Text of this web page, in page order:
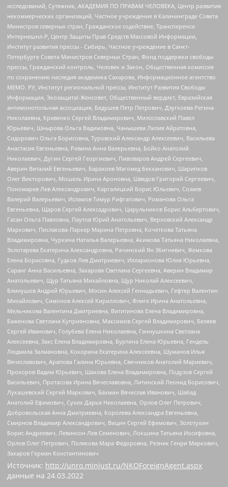
исследований, Сутяжник, АКАДЕМИЯ ПО ПРАВАМ ЧЕЛОВЕКА, Центр развития
некоммерческих организаций, Частное учреждение в Калининграде Совета
Министров северных стран, Гражданское содействие, Трансперенси
Интернешнл-Р, Центр Защиты Прав Средств Массовой Информации,
Институт развития прессы - Сибирь, Частное учреждение в Санкт-
Петербурге Совета Министров Северных Стран, Фонд поддержки свободы
прессы, Гражданский контроль, Человек и Закон, Общественная комиссия
по сохранению наследия академика Сахарова, Информационное агентство
МЕМО. РУ, Институт региональной прессы, Институт Развития Свободы
Информации, Экозащита!-Женсовет, Общественный вердикт, Евразийская
антимонопольная ассоциация, Бедушев Петр Петрович, Дзугкоева Регина
Николаевна, Кривенко Сергей Владимирович, Милославский Павел
Юрьевич, Шнырова Ольга Вадимовна, Чанышева Лилия Айратовна,
Сидорович Ольга Борисовна, Туровский Александр Алексеевич, Васильева
Анастасия Евгеньевна, Ривина Анна Валерьевна, Бойко Анатолий
Николаевич, Дугин Сергей Георгиевич, Пивоваров Андрей Сергеевич,
Аверин Виталий Евгеньевич, Барахоев Магомед Бекханович, Шарипков
Олег Викторович, Мошель Ирина Ароновна, Шведов Григорий Сергеевич,
Пономарев Лев Александрович, Каргалицкий Борис Юльевич, Созаев
Валерий Валерьевич, Исламов Тимур Рифгатович, Романова Ольга
Евгеньевна, Щаров Сергей Алексадрович, Цирульников Борис Альбертович,
Гасан Ольга Павловна, Паутов Юрий Анатольевич, Верховский Александр
Маркович, Пислакова-Паркер Марина Петровна, Кочеткова Татьяна
Владимировна, Чуркина Наталья Валерьевна, Акимова Татьяна Николаевна,
Золотарева Екатерина Александровна, Рачинский Ян Збигневич, Жемкова
Елена Борисовна, Гудков Лев Дмитриевич, Илларионова Юлия Юрьевна,
Саранг Анна Васильевна, Захарова Светлана Сергеевна, Аверин Владимир
Анатольевич, Щур Татьяна Михайловна, Щур Николай Алексеевич,
Блинушов Андрей Юрьевич, Мосин Алексей Геннадьевич, Гефтер Валентин
Михайлович, Симонов Алексей Кириллович, Флиге Ирина Анатольевна,
Мельникова Валентина Дмитриевна, Вититинова Елена Владимировна,
Баженова Светлана Куприяновна, Максимов Сергей Владимирович, Беляев
Сергей Иванович, Голубева Елена Николаевна, Ганнушкина Светлана
Алексеевна, Закс Елена Владимировна, Буртина Елена Юрьевна, Гендель
Людмила Залмановна, Кокорина Екатерина Алексеевна, Шуманов Илья
Вячеславович, Арапова Галина Юрьевна, Свечников Анатолий Мариевич,
Прохоров Вадим Юрьевич, Шахова Елена Владимировна, Подузов Сергей
Васильевич, Протасова Ирина Вячеславовна, Литинский Леонид Борисович,
Лукашевский Сергей Маркович, Бахмин Вячеслав Иванович, Шабад
Анатолий Ефимович, Сухих Дарья Николаевна, Орлов Олег Петрович,
Добровольская Анна Дмитриевна, Королева Александра Евгеньевна,
Смирнов Владимир Александрович, Вицин Сергей Ефимович, Золотухин
Борис Андреевич, Левинсон Лев Семенович, Локшина Татьяна Иосифовна,
Орлов Олег Петрович, Полякова Мара Федоровна, Резник Генри Маркович,
Захаров Герман Константинович
Источник: http://unro.minjust.ru/NKOForeignAgent.aspx
данные на 24.03.2022